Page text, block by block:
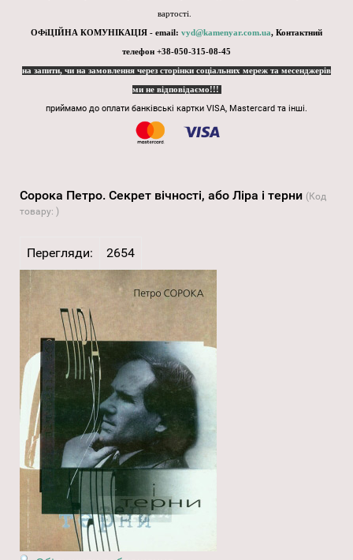
вартості.
ОФіЦІЙНА КОМУНІКАЦІЯ - email: vyd@kamenyar.com.ua, Контактний
телефон +38-050-315-08-45
на запити, чи на замовлення через сторінки соціальних мереж та месенджерів
ми не відповідаємо!!!
приймамо до оплати банківські картки VISA, Mastercard та інші.
Сорока Петро. Секрет вічності, або Ліра і терни (Код
товару: )
Перегляди: 2654